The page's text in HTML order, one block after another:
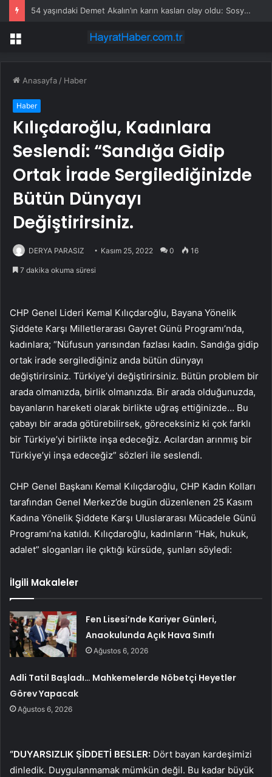
54 yaşındaki Demet Akalın’ın karın kasları olay oldu: Sosyal medya ikiye bölündü
Menü
Anasayfa / Haber
Haber
Kılıçdaroğlu, Kadınlara
Seslendi: “Sandığa Gidip
Ortak İrade Sergilediğinizde
Bütün Dünyayı
Değiştirirsiniz.
DERYA PARASIZ Kasım 25, 2022 0 16
7 dakika okuma süresi
CHP Genel Lideri Kemal Kılıçdaroğlu, Bayana Yönelik
Şiddete Karşı Milletlerarası Gayret Günü Programı’nda,
kadınlara; “Nüfusun yarısından fazlası kadın. Sandığa gidip
ortak irade sergilediğiniz anda bütün dünyayı
değiştirirsiniz. Türkiye’yi değiştirirsiniz. Bütün problem bir
arada olmanızda, birlik olmanızda. Bir arada olduğunuzda,
bayanların hareketi olarak birlikte uğraş ettiğinizde… Bu
çabayı bir arada götürebilirsek, göreceksiniz ki çok farklı
bir Türkiye’yi birlikte inşa edeceğiz. Acılardan arınmış bir
Türkiye’yi inşa edeceğiz” sözleri ile seslendi.
CHP Genel Başkanı Kemal Kılıçdaroğlu, CHP Kadın Kolları
tarafından Genel Merkez’de bugün düzenlenen 25 Kasım
Kadına Yönelik Şiddete Karşı Uluslararası Mücadele Günü
Programı’na katıldı. Kılıçdaroğlu, kadınların “Hak, hukuk,
adalet” sloganları ile çıktığı kürsüde, şunları söyledi:
İlgili Makaleler
Fen Lisesi’nde Kariyer Günleri,
Anaokulunda Açık Hava Sınıfı
Ağustos 6, 2026
Adli Tatil Başladı… Mahkemelerde Nöbetçi Heyetler
Görev Yapacak
Ağustos 6, 2026
“DUYARSIZLIK ŞİDDETİ BESLER: Dört bayan kardeşimizi
dinledik. Duygulanmamak mümkün değil. Bu kadar büyük